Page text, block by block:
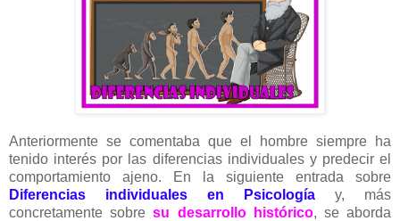
Anteriormente se comentaba que el hombre siempre ha
tenido interés por las diferencias individuales y predecir el
comportamiento ajeno. En la siguiente entrada sobre
Diferencias individuales en Psicología y, más
concretamente sobresu desarrollo histórico, se aborda